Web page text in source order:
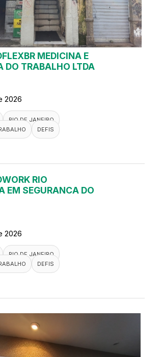
MEDICINA E
DO TRABALHO LTDA
2026
RIO DE JANEIRO
DEFIS
RIO
EM SEGURANCA DO
2026
RIO DE JANEIRO
DEFIS